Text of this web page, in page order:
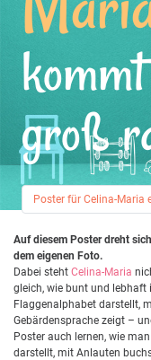
groß
Poster für Celina-Maria
Auf diesem Poster dreht
dem eigenen Foto.
Dabei steht Celina-Maria
gleich, wie bunt und lebhaft
Flaggenalphabet darstellt,
Gebärdensprache zeigt –
Poster auch lernen, wie
darstellt, mit Anlauten